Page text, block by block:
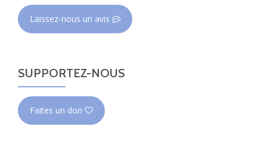
Laissez-nous un avis
SUPPORTEZ-NOUS
Faites un don